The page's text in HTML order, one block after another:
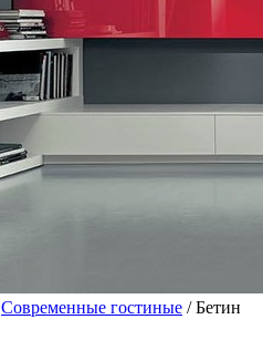
Современные гостиные / Бетин